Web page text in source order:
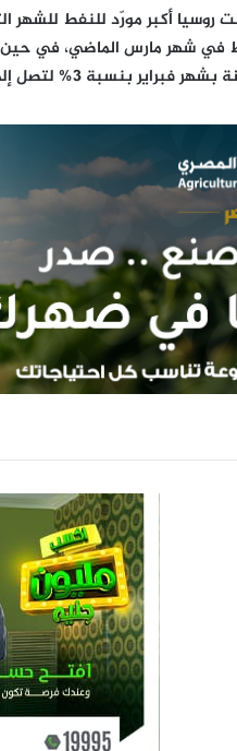
في شهر مارس الماضي، في
3% لتصل إلى 4.9 مليون برميل يوميا.